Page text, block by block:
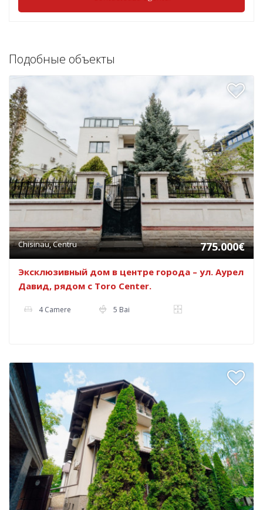
Подобные объекты
Chisinau, Centru 775.000€
Эксклюзивный дом в центре города – ул. Аурел
Давид, рядом с Toro Center.
4 Camere 5 Bai